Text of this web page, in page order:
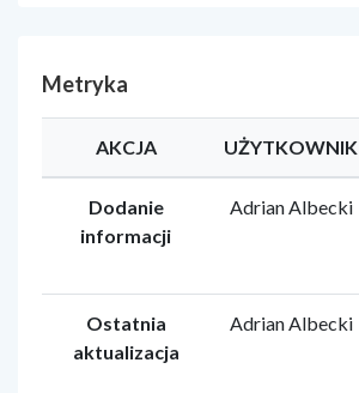
Metryka
AKCJA UŻYTKOWNIK
Dodanie
informacji
Adrian Albecki
Ostatnia
aktualizacja
Adrian Albecki